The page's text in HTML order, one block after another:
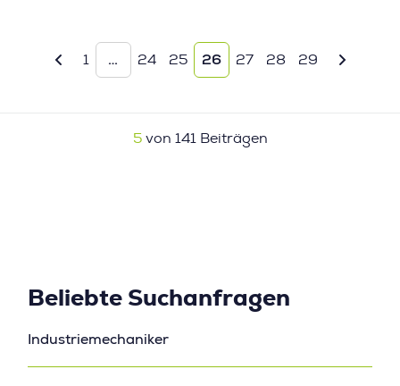
1 … 24 25 26 27 28 29
5von 141 Beiträgen
Beliebte Suchanfragen
Industriemechaniker